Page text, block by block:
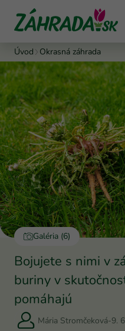
Úvod Okrasná záhrada
Galéria (6)
Bojujete s nimi v
buriny v
pomáhajú
Mária Stromčeková-9.